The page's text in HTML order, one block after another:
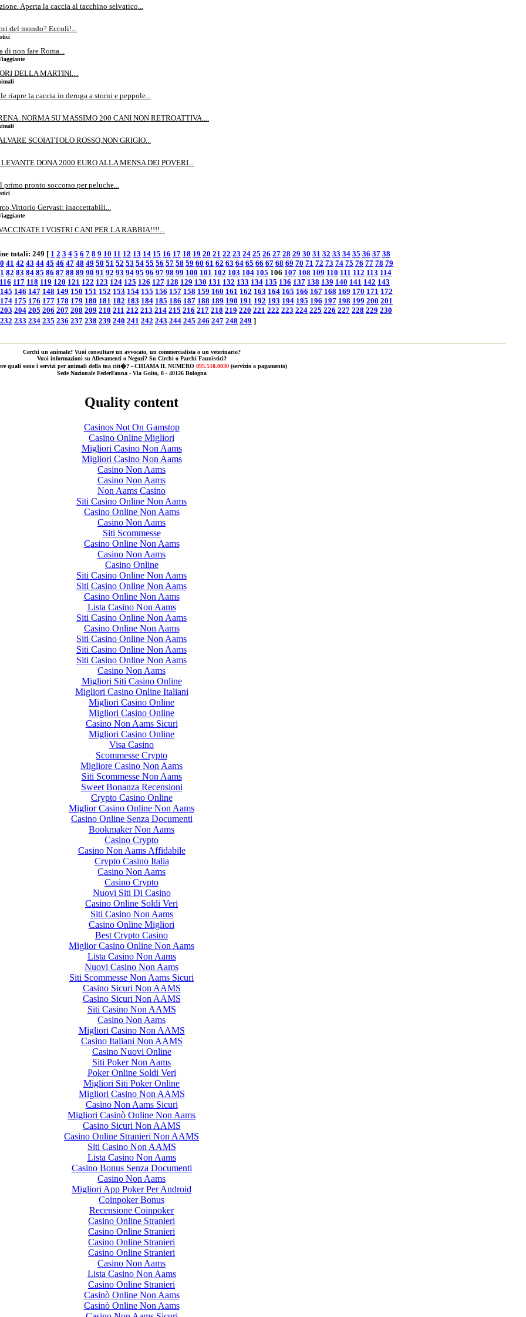
Aperta la caccia al tacchino selvatico...
del mondo? Eccoli!...
di non fare Roma...
DELLA MARTINI....
riapre la caccia in deroga a storni e peppole...
NORMA SU MASSIMO 200 CANI NON RETROATTIVA....
SCOIATTOLO ROSSO,NON GRIGIO...
DONA 2000 EURO ALLA MENSA DEI POVERI...
pronto soccorso per peluche...
Gervasi: inaccettabili...
I VOSTRI CANI PER LA RABBIA!!!!...
totali: 249 [ 1 2 3 4 5 6 7 8 9 10 11 12 13 14 15 16 17 18 19 20 21 22 23 24 25 26 27 28 29 30 31 32 33 34 35 36 37 38
41 42 43 44 45 46 47 48 49 50 51 52 53 54 55 56 57 58 59 60 61 62 63 64 65 66 67 68 69 70 71 72 73 74 75 76 77 78 79
82 83 84 85 86 87 88 89 90 91 92 93 94 95 96 97 98 99 100 101 102 103 104 105 106 107 108 109 110 111 112 113 114
116 117 118 119 120 121 122 123 124 125 126 127 128 129 130 131 132 133 134 135 136 137 138 139 140 141 142 143
145 146 147 148 149 150 151 152 153 154 155 156 157 158 159 160 161 162 163 164 165 166 167 168 169 170 171 172
174 175 176 177 178 179 180 181 182 183 184 185 186 187 188 189 190 191 192 193 194 195 196 197 198 199 200 201
203 204 205 206 207 208 209 210 211 212 213 214 215 216 217 218 219 220 221 222 223 224 225 226 227 228 229 230
232 233 234 235 236 237 238 239 240 241 242 243 244 245 246 247 248 249 ]
Cerchi un animale? Vuoi consultare un avvocato, un commercialista o un veterinario?
Vuoi informazioni su Allevamenti o Negozi? Su Circhi o Parchi Faunistici?
quali sono i servizi per animali della tua citt�? - CHIAMA IL NUMERO 895.510.0030 (servizio a pagamento)
Sede Nazionale FederFauna - Via Goito, 8 - 40126 Bologna
Quality content
Casinos Not On Gamstop
Casino Online Migliori
Migliori Casino Non Aams
Migliori Casino Non Aams
Casino Non Aams
Casino Non Aams
Non Aams Casino
Siti Casino Online Non Aams
Casino Online Non Aams
Casino Non Aams
Siti Scommesse
Casino Online Non Aams
Casino Non Aams
Casino Online
Siti Casino Online Non Aams
Siti Casino Online Non Aams
Casino Online Non Aams
Lista Casino Non Aams
Siti Casino Online Non Aams
Casino Online Non Aams
Siti Casino Online Non Aams
Siti Casino Online Non Aams
Siti Casino Online Non Aams
Casino Non Aams
Migliori Siti Casino Online
Migliori Casino Online Italiani
Migliori Casino Online
Migliori Casino Online
Casino Non Aams Sicuri
Migliori Casino Online
Visa Casino
Scommesse Crypto
Migliore Casino Non Aams
Siti Scommesse Non Aams
Sweet Bonanza Recensioni
Crypto Casino Online
Miglior Casino Online Non Aams
Casino Online Senza Documenti
Bookmaker Non Aams
Casino Crypto
Casino Non Aams Affidabile
Crypto Casino Italia
Casino Non Aams
Casino Crypto
Nuovi Siti Di Casino
Casino Online Soldi Veri
Siti Casino Non Aams
Casino Online Migliori
Best Crypto Casino
Miglior Casino Online Non Aams
Lista Casino Non Aams
Nuovi Casino Non Aams
Siti Scommesse Non Aams Sicuri
Casino Sicuri Non AAMS
Casino Sicuri Non AAMS
Siti Casino Non AAMS
Casino Non Aams
Migliori Casino Non AAMS
Casino Italiani Non AAMS
Casino Nuovi Online
Siti Poker Non Aams
Poker Online Soldi Veri
Migliori Siti Poker Online
Migliori Casino Non AAMS
Casino Non Aams Sicuri
Migliori Casinò Online Non Aams
Casino Sicuri Non AAMS
Casino Online Stranieri Non AAMS
Siti Casino Non AAMS
Lista Casino Non Aams
Casino Bonus Senza Documenti
Casino Non Aams
Migliori App Poker Per Android
Coinpoker Bonus
Recensione Coinpoker
Casino Online Stranieri
Casino Online Stranieri
Casino Online Stranieri
Casino Online Stranieri
Casino Non Aams
Lista Casino Non Aams
Casino Online Stranieri
Casinò Online Non Aams
Casinò Online Non Aams